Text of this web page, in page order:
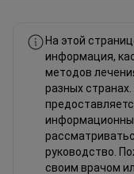
На этой
информация,
методов
разных
руководство.
своим врачом